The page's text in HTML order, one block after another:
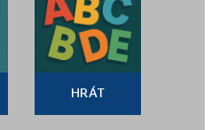
HRÁT